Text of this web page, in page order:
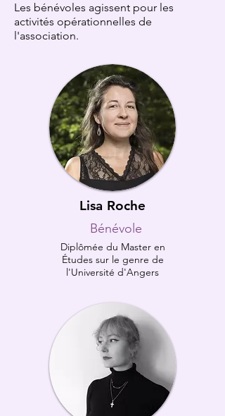
Les bénévoles agissent pour les
activités opérationnelles de
l'association.
Lisa Roche
Bénévole
Diplômée du Master en
Études sur le genre de
l'Université d'Angers